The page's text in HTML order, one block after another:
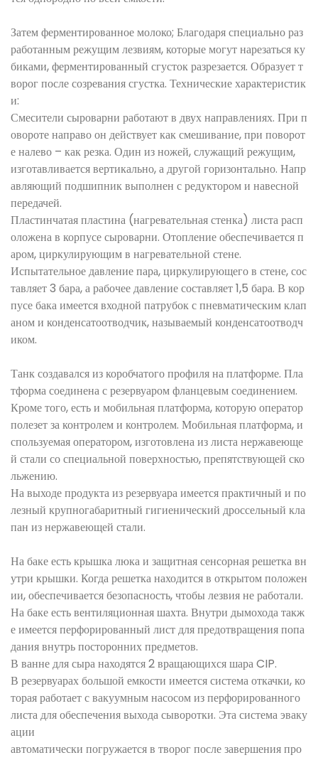
Затем ферментированное молоко; Благодаря специально раз
работанным режущим лезвиям, которые могут нарезаться ку
биками, ферментированный сгусток разрезается. Образует т
ворог после созревания сгустка. Технические характеристик
и:
Смесители сыроварни работают в двух направлениях. При п
овороте направо он действует как смешивание, при поворот
е налево – как резка. Один из ножей, служащий режущим,
изготавливается вертикально, а другой горизонтально. Напр
авляющий подшипник выполнен с редуктором и навесной
передачей.
Пластинчатая пластина (нагревательная стенка) листа расп
оложена в корпусе сыроварни. Отопление обеспечивается п
аром, циркулирующим в нагревательной стене.
Испытательное давление пара, циркулирующего в стене, сос
тавляет 3 бара, а рабочее давление составляет 1,5 бара. В кор
пусе бака имеется входной патрубок с пневматическим клап
аном и конденсатоотводчик, называемый конденсатоотводч
иком.
Танк создавался из коробчатого профиля на платформе. Пла
тформа соединена с резервуаром фланцевым соединением.
Кроме того, есть и мобильная платформа, которую оператор
полезет за контролем и контролем. Мобильная платформа, и
спользуемая оператором, изготовлена ​​из листа нержавеюще
й стали со специальной поверхностью, препятствующей ско
льжению.
На выходе продукта из резервуара имеется практичный и по
лезный крупногабаритный гигиенический дроссельный кла
пан из нержавеющей стали.
На баке есть крышка люка и защитная сенсорная решетка вн
утри крышки. Когда решетка находится в открытом положен
ии, обеспечивается безопасность, чтобы лезвия не работали.
На баке есть вентиляционная шахта. Внутри дымохода такж
е имеется перфорированный лист для предотвращения попа
дания внутрь посторонних предметов.
В ванне для сыра находятся 2 вращающихся шара CIP.
В резервуарах большой емкости имеется система откачки, ко
торая работает с вакуумным насосом из перфорированного
листа для обеспечения выхода сыворотки. Эта система эваку
ации
автоматически погружается в творог после завершения про